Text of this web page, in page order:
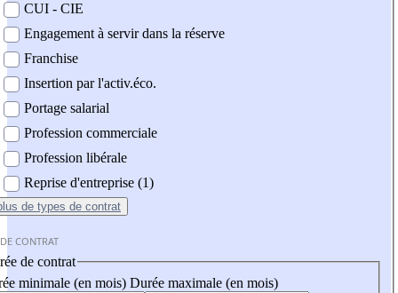
CUI - CIE
Engagement à servir dans la réserve
Franchise
Insertion par l'activ.éco.
Portage salarial
Profession commerciale
Profession libérale
Reprise d'entreprise (1)
de types de contrat
CONTRAT
de contrat
minimale (en mois) Durée maximale (en mois)